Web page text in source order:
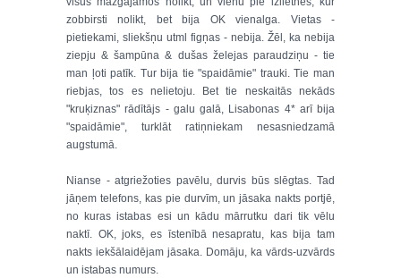
zobbirsti nolikt, bet bija OK vienalga. Vietas -
pietiekami, sliekšņu utml figņas - nebija. Žēl, ka nebija
ziepju & šampūna & dušas želejas paraudziņu - tie
man ļoti patīk. Tur bija tie "spaidāmie" trauki. Tie man
riebjas, tos es nelietoju. Bet tie neskaitās nekāds
"kruķiznas" rādītājs - galu galā, Lisabonas 4* arī bija
"spaidāmie", turklāt ratiņniekam nesasniedzamā
augstumā.
Nianse - atgriežoties pavēlu, durvis būs slēgtas. Tad
jāņem telefons, kas pie durvīm, un jāsaka nakts portjē,
no kuras istabas esi un kādu mārrutku dari tik vēlu
naktī. OK, joks, es īstenībā nesapratu, kas bija tam
nakts iekšālaidējam jāsaka. Domāju, ka vārds-uzvārds
un istabas numurs.